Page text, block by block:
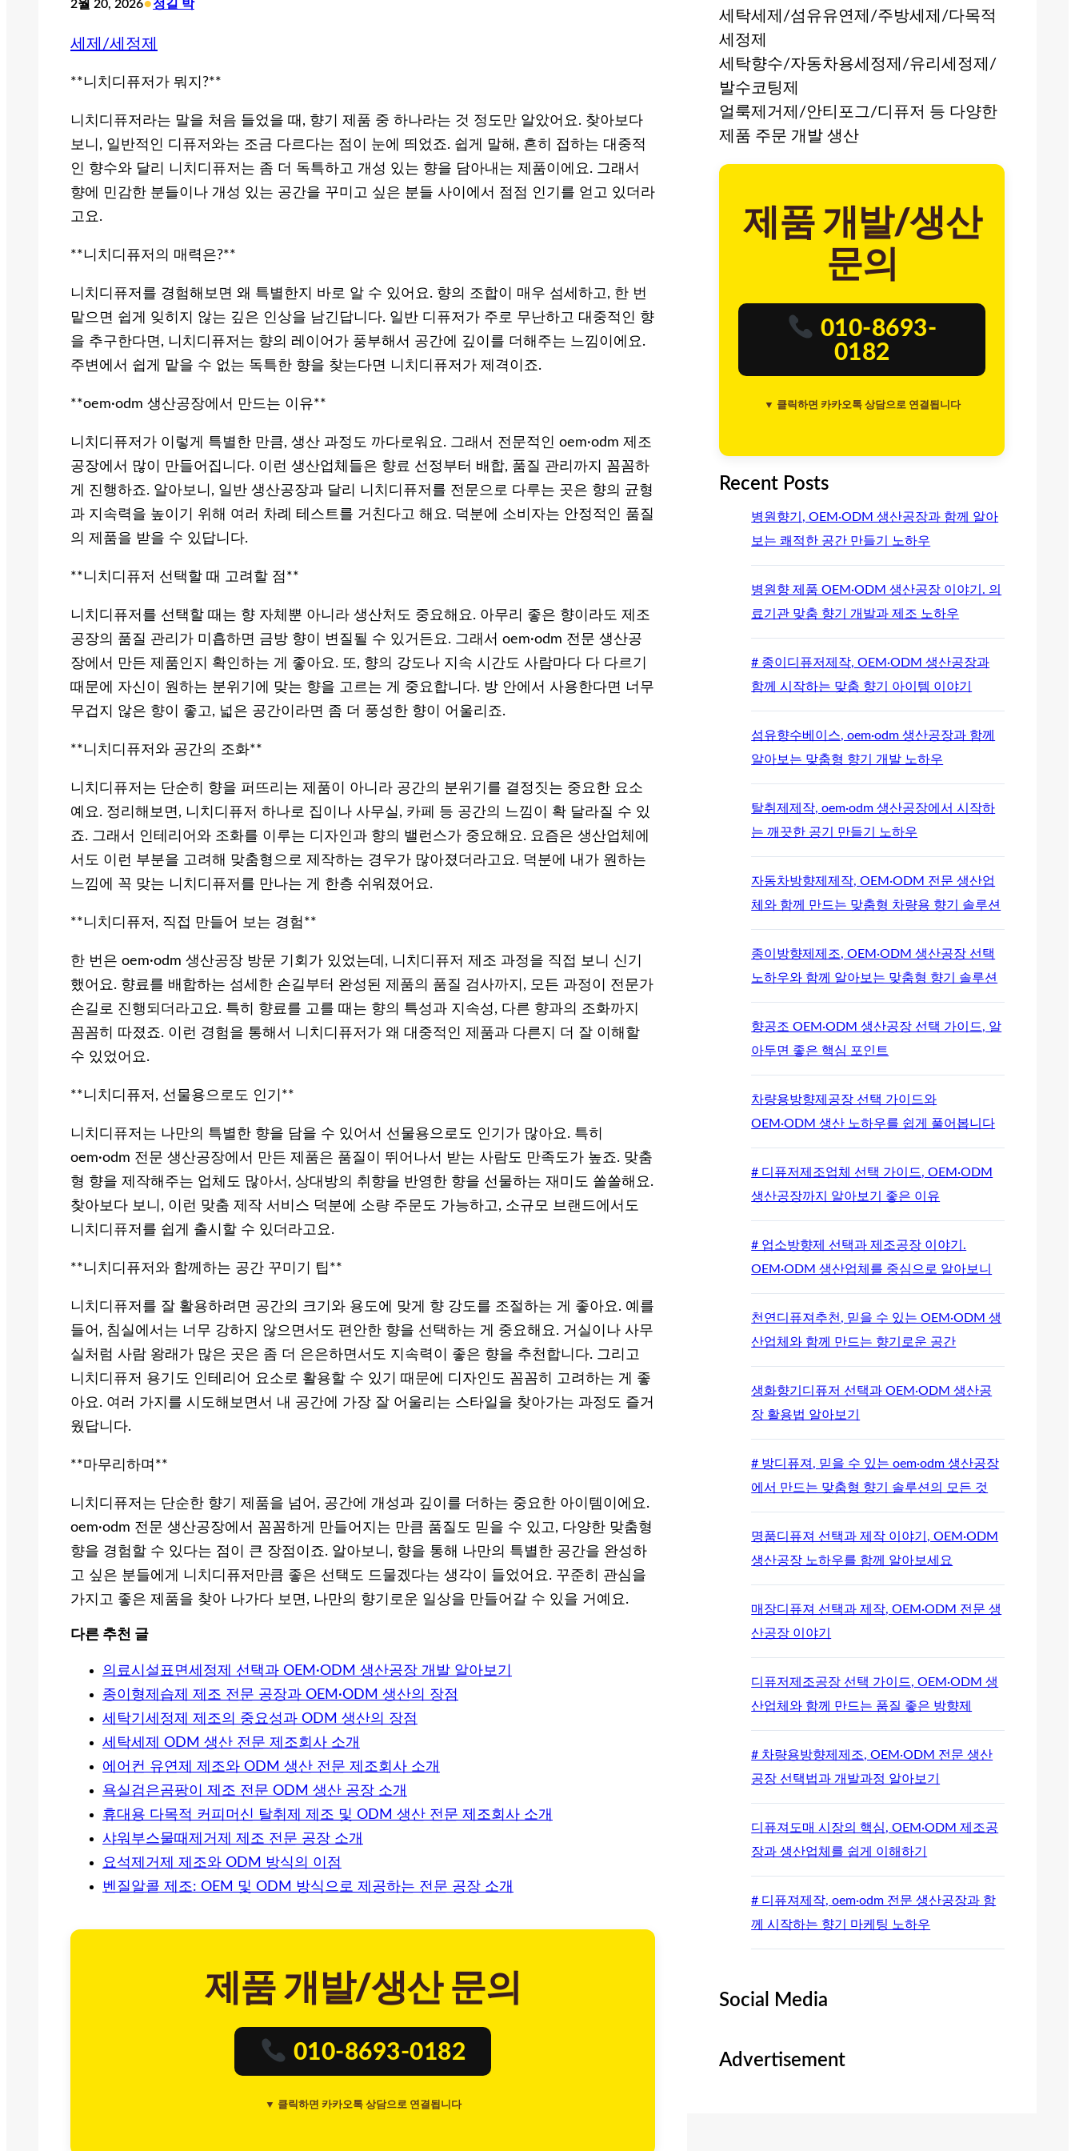
2월 20, 2026•정길 박
세제/세정제
**니치디퓨저가 뭐지?**
니치디퓨저라는 말을 처음 들었을 때, 향기 제품 중 하나라는 것 정도만 알았어요. 찾아보다
보니, 일반적인 디퓨저와는 조금 다르다는 점이 눈에 띄었죠. 쉽게 말해, 흔히 접하는 대중적
인 향수와 달리 니치디퓨저는 좀 더 독특하고 개성 있는 향을 담아내는 제품이에요. 그래서
향에 민감한 분들이나 개성 있는 공간을 꾸미고 싶은 분들 사이에서 점점 인기를 얻고 있더라
고요.
**니치디퓨저의 매력은?**
니치디퓨저를 경험해보면 왜 특별한지 바로 알 수 있어요. 향의 조합이 매우 섬세하고, 한 번
맡으면 쉽게 잊히지 않는 깊은 인상을 남긴답니다. 일반 디퓨저가 주로 무난하고 대중적인 향
을 추구한다면, 니치디퓨저는 향의 레이어가 풍부해서 공간에 깊이를 더해주는 느낌이에요.
주변에서 쉽게 맡을 수 없는 독특한 향을 찾는다면 니치디퓨저가 제격이죠.
**oem·odm 생산공장에서 만드는 이유**
니치디퓨저가 이렇게 특별한 만큼, 생산 과정도 까다로워요. 그래서 전문적인 oem·odm 제조
공장에서 많이 만들어집니다. 이런 생산업체들은 향료 선정부터 배합, 품질 관리까지 꼼꼼하
게 진행하죠. 알아보니, 일반 생산공장과 달리 니치디퓨저를 전문으로 다루는 곳은 향의 균형
과 지속력을 높이기 위해 여러 차례 테스트를 거친다고 해요. 덕분에 소비자는 안정적인 품질
의 제품을 받을 수 있답니다.
**니치디퓨저 선택할 때 고려할 점**
니치디퓨저를 선택할 때는 향 자체뿐 아니라 생산처도 중요해요. 아무리 좋은 향이라도 제조
공장의 품질 관리가 미흡하면 금방 향이 변질될 수 있거든요. 그래서 oem·odm 전문 생산공
장에서 만든 제품인지 확인하는 게 좋아요. 또, 향의 강도나 지속 시간도 사람마다 다 다르기
때문에 자신이 원하는 분위기에 맞는 향을 고르는 게 중요합니다. 방 안에서 사용한다면 너무
무겁지 않은 향이 좋고, 넓은 공간이라면 좀 더 풍성한 향이 어울리죠.
**니치디퓨저와 공간의 조화**
니치디퓨저는 단순히 향을 퍼뜨리는 제품이 아니라 공간의 분위기를 결정짓는 중요한 요소
예요. 정리해보면, 니치디퓨저 하나로 집이나 사무실, 카페 등 공간의 느낌이 확 달라질 수 있
죠. 그래서 인테리어와 조화를 이루는 디자인과 향의 밸런스가 중요해요. 요즘은 생산업체에
서도 이런 부분을 고려해 맞춤형으로 제작하는 경우가 많아졌더라고요. 덕분에 내가 원하는
느낌에 꼭 맞는 니치디퓨저를 만나는 게 한층 쉬워졌어요.
**니치디퓨저, 직접 만들어 보는 경험**
한 번은 oem·odm 생산공장 방문 기회가 있었는데, 니치디퓨저 제조 과정을 직접 보니 신기
했어요. 향료를 배합하는 섬세한 손길부터 완성된 제품의 품질 검사까지, 모든 과정이 전문가
손길로 진행되더라고요. 특히 향료를 고를 때는 향의 특성과 지속성, 다른 향과의 조화까지
꼼꼼히 따졌죠. 이런 경험을 통해서 니치디퓨저가 왜 대중적인 제품과 다른지 더 잘 이해할
수 있었어요.
**니치디퓨저, 선물용으로도 인기**
니치디퓨저는 나만의 특별한 향을 담을 수 있어서 선물용으로도 인기가 많아요. 특히
oem·odm 전문 생산공장에서 만든 제품은 품질이 뛰어나서 받는 사람도 만족도가 높죠. 맞춤
형 향을 제작해주는 업체도 많아서, 상대방의 취향을 반영한 향을 선물하는 재미도 쏠쏠해요.
찾아보다 보니, 이런 맞춤 제작 서비스 덕분에 소량 주문도 가능하고, 소규모 브랜드에서도
니치디퓨저를 쉽게 출시할 수 있더라고요.
**니치디퓨저와 함께하는 공간 꾸미기 팁**
니치디퓨저를 잘 활용하려면 공간의 크기와 용도에 맞게 향 강도를 조절하는 게 좋아요. 예를
들어, 침실에서는 너무 강하지 않으면서도 편안한 향을 선택하는 게 중요해요. 거실이나 사무
실처럼 사람 왕래가 많은 곳은 좀 더 은은하면서도 지속력이 좋은 향을 추천합니다. 그리고
니치디퓨저 용기도 인테리어 요소로 활용할 수 있기 때문에 디자인도 꼼꼼히 고려하는 게 좋
아요. 여러 가지를 시도해보면서 내 공간에 가장 잘 어울리는 스타일을 찾아가는 과정도 즐거
웠답니다.
**마무리하며**
니치디퓨저는 단순한 향기 제품을 넘어, 공간에 개성과 깊이를 더하는 중요한 아이템이에요.
oem·odm 전문 생산공장에서 꼼꼼하게 만들어지는 만큼 품질도 믿을 수 있고, 다양한 맞춤형
향을 경험할 수 있다는 점이 큰 장점이죠. 알아보니, 향을 통해 나만의 특별한 공간을 완성하
고 싶은 분들에게 니치디퓨저만큼 좋은 선택도 드물겠다는 생각이 들었어요. 꾸준히 관심을
가지고 좋은 제품을 찾아 나가다 보면, 나만의 향기로운 일상을 만들어갈 수 있을 거예요.
다른 추천 글
의료시설표면세정제 선택과 OEM·ODM 생산공장 개발 알아보기
종이형제습제 제조 전문 공장과 OEM·ODM 생산의 장점
세탁기세정제 제조의 중요성과 ODM 생산의 장점
세탁세제 ODM 생산 전문 제조회사 소개
에어컨 유연제 제조와 ODM 생산 전문 제조회사 소개
욕실검은곰팡이 제조 전문 ODM 생산 공장 소개
휴대용 다목적 커피머신 탈취제 제조 및 ODM 생산 전문 제조회사 소개
샤워부스물때제거제 제조 전문 공장 소개
요석제거제 제조와 ODM 방식의 이점
벤질알콜 제조: OEM 및 ODM 방식으로 제공하는 전문 공장 소개
제품 개발/생산 문의
010-8693-0182
▼ 클릭하면 카카오톡 상담으로 연결됩니다
세탁세제/섬유유연제/주방세제/다목적
세정제
세탁향수/자동차용세정제/유리세정제/
발수코팅제
얼룩제거제/안티포그/디퓨저 등 다양한
제품 주문 개발 생산
제품 개발/생산
문의
010-8693-
0182
▼ 클릭하면 카카오톡 상담으로 연결됩니다
Recent Posts
병원향기, OEM·ODM 생산공장과 함께 알아
보는 쾌적한 공간 만들기 노하우
병원향 제품 OEM·ODM 생산공장 이야기. 의
료기관 맞춤 향기 개발과 제조 노하우
# 종이디퓨저제작, OEM·ODM 생산공장과
함께 시작하는 맞춤 향기 아이템 이야기
섬유향수베이스, oem·odm 생산공장과 함께
알아보는 맞춤형 향기 개발 노하우
탈취제제작, oem·odm 생산공장에서 시작하
는 깨끗한 공기 만들기 노하우
자동차방향제제작, OEM·ODM 전문 생산업
체와 함께 만드는 맞춤형 차량용 향기 솔루션
종이방향제제조, OEM·ODM 생산공장 선택
노하우와 함께 알아보는 맞춤형 향기 솔루션
향공조 OEM·ODM 생산공장 선택 가이드, 알
아두면 좋은 핵심 포인트
차량용방향제공장 선택 가이드와
OEM·ODM 생산 노하우를 쉽게 풀어봅니다
# 디퓨저제조업체 선택 가이드, OEM·ODM
생산공장까지 알아보기 좋은 이유
# 업소방향제 선택과 제조공장 이야기.
OEM·ODM 생산업체를 중심으로 알아보니
천연디퓨져추천, 믿을 수 있는 OEM·ODM 생
산업체와 함께 만드는 향기로운 공간
생화향기디퓨저 선택과 OEM·ODM 생산공
장 활용법 알아보기
# 방디퓨져, 믿을 수 있는 oem·odm 생산공장
에서 만드는 맞춤형 향기 솔루션의 모든 것
명품디퓨져 선택과 제작 이야기, OEM·ODM
생산공장 노하우를 함께 알아보세요
매장디퓨져 선택과 제작, OEM·ODM 전문 생
산공장 이야기
디퓨저제조공장 선택 가이드, OEM·ODM 생
산업체와 함께 만드는 품질 좋은 방향제
# 차량용방향제제조, OEM·ODM 전문 생산
공장 선택법과 개발과정 알아보기
디퓨져도매 시장의 핵심, OEM·ODM 제조공
장과 생산업체를 쉽게 이해하기
# 디퓨져제작, oem·odm 전문 생산공장과 함
께 시작하는 향기 마케팅 노하우
Social Media
Advertisement